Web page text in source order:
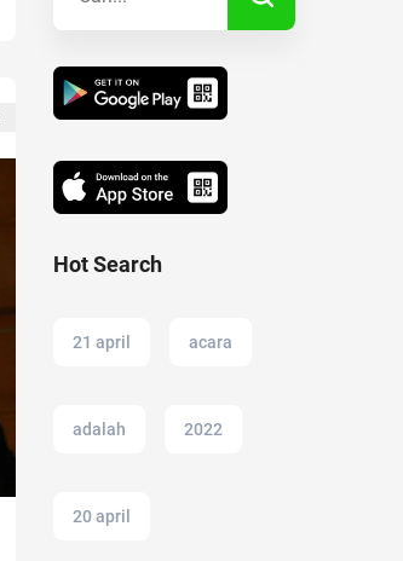
Hot Search
21 april acara
adalah 2022
20 april